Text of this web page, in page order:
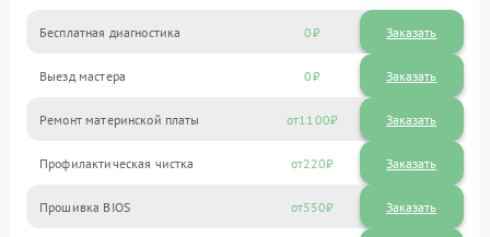
Бесплатная диагностика 0 Заказать
Выезд мастера 0 Заказать
Ремонт материнской платы 1100
Профилактическая чистка 220
Прошивка BIOS 550